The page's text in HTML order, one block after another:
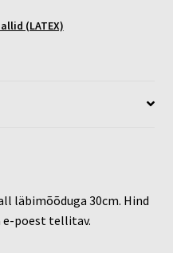
(LATEX)
läbimõõduga 30cm. Hind
e-poest tellitav.